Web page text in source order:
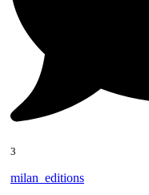
3
milan_editions